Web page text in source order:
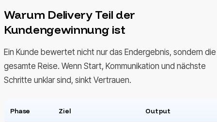
Warum Delivery Teil der
Kundengewinnung ist
Ein Kunde bewertet nicht nur das Endergebnis, sondern die
gesamte Reise. Wenn Start, Kommunikation und nächste
Schritte unklar sind, sinkt Vertrauen.
Phase Ziel Output